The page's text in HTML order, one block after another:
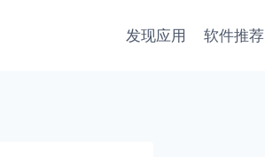
发现应用 软件推荐